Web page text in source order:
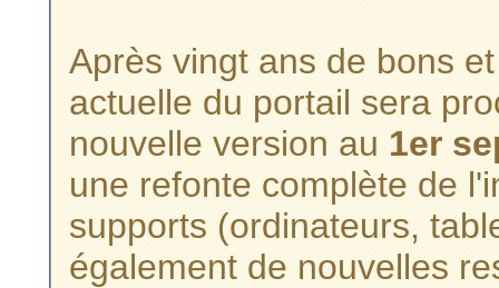
Après vingt ans de bons
actuelle du portail sera
nouvelle version au 1er
une refonte complète de
supports (ordinateurs,
également de nouvelles